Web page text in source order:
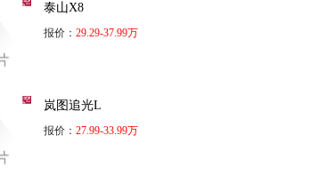
泰山X8
报价： 29.29-37.99万
岚图追光L
报价： 27.99-33.99万